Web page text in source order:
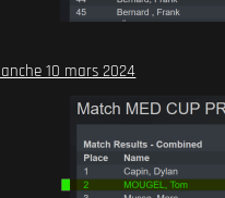
10 mars 2024